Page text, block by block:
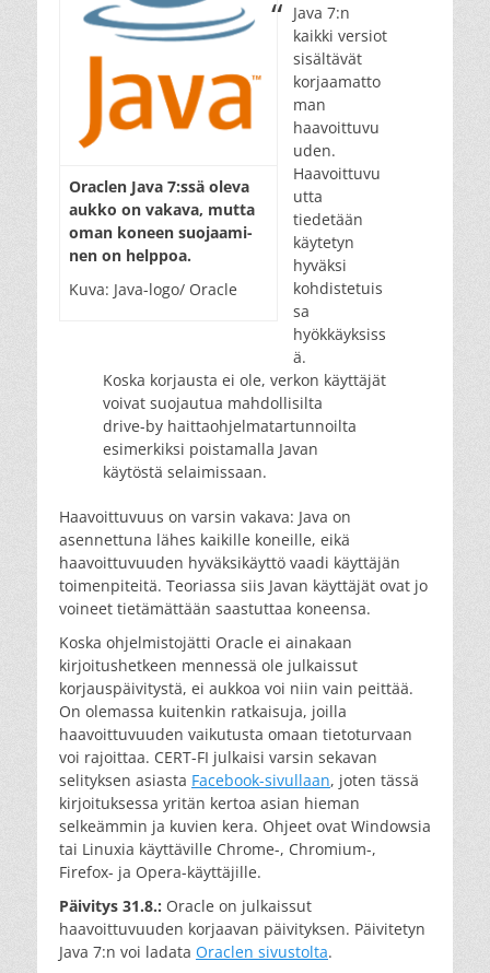
Oraclen Java 7:ssä ole­va
auk­ko on va­ka­va, mut­ta
oman ko­neen suo­jaa­mi­
nen on help­poa.
Kuva: Java-logo/ Oracle
Java 7:n
kaikki versiot
sisältävät
korjaamatto
man
haavoittuvu
uden.
Haavoittuvu
utta
tiedetään
käytetyn
hyväksi
kohdistetuis
sa
hyökkäyksiss
ä.
Koska korjausta ei ole, verkon käyttäjät
voivat suojautua mahdollisilta
drive-by haittaohjelmatartunnoilta
esimerkiksi poistamalla Javan
käytöstä selaimissaan.
Haavoittuvuus on varsin vakava: Java on
asennettuna lähes kaikille koneille, eikä
haavoittuvuuden hyväksikäyttö vaadi käyttäjän
toimenpiteitä. Teoriassa siis Javan käyttäjät ovat jo
voineet tietämättään saastuttaa koneensa.
Koska ohjelmistojätti Oracle ei ainakaan
kirjoitushetkeen mennessä ole julkaissut
korjauspäivitystä, ei aukkoa voi niin vain peittää.
On olemassa kuitenkin ratkaisuja, joilla
haavoittuvuuden vaikutusta omaan tietoturvaan
voi rajoittaa. CERT-FI julkaisi varsin sekavan
selityksen asiasta Facebook-sivullaan, joten tässä
kirjoituksessa yritän kertoa asian hieman
selkeämmin ja kuvien kera. Ohjeet ovat Windowsia
tai Linuxia käyttäville Chrome-, Chromium-,
Firefox- ja Opera-käyttäjille.
Päivitys 31.8.: Oracle on julkaissut
haavoittuvuuden korjaavan päivityksen. Päivitetyn
Java 7:n voi ladata Oraclen sivustolta.